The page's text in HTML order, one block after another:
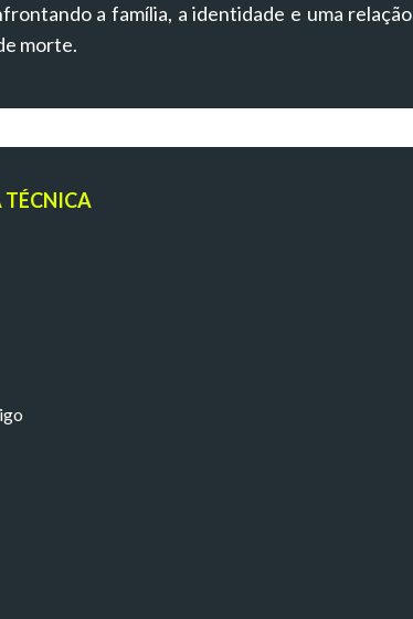
a família, a identidade e uma relação
morte.
TÉCNICA